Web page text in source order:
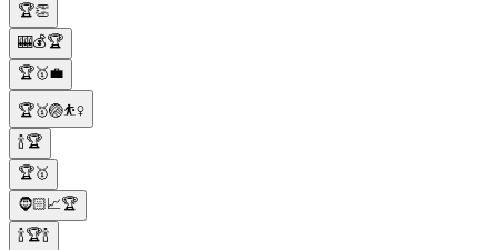
🏆👏
🎰💰🏆
🏆🥇💼
🏆🥇🏐⛹️‍♀️
🍾🏆
🏆🥇
🧔🏻📈🏆
🍾🏆🍾